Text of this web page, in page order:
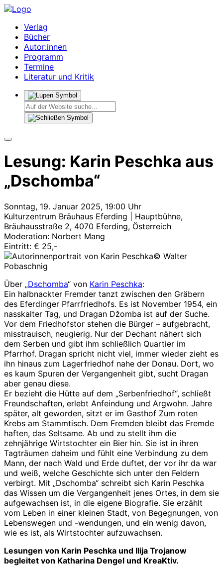
Verlag
Bücher
Autor:innen
Programm
Termine
Literatur und Kritik
Lesung: Karin Peschka aus
„Dschomba“
Sonntag, 19. Januar 2025, 19:00 Uhr
Kulturzentrum Bräuhaus Eferding | Hauptbühne,
Bräuhausstraße 2, 4070 Eferding, Österreich
Moderation: Norbert Mang
Eintritt: € 25,-
© Walter
Pobaschnig
Über „Dschomba“ von Karin Peschka:
Ein halbnackter Fremder tanzt zwischen den Gräbern
des Eferdinger Pfarrfriedhofs. Es ist November 1954, ein
nasskalter Tag, und Dragan Džomba ist auf der Suche.
Vor dem Friedhofstor stehen die Bürger – aufgebracht,
misstrauisch, neugierig. Nur der Dechant nähert sich
dem Serben und gibt ihm schließlich Quartier im
Pfarrhof. Dragan spricht nicht viel, immer wieder zieht es
ihn hinaus zum Lagerfriedhof nahe der Donau. Dort, wo
es kaum Spuren der Vergangenheit gibt, sucht Dragan
aber genau diese.
Er bezieht die Hütte auf dem „Serbenfriedhof“, schließt
Freundschaften, erlebt Anfeindung und Argwohn. Jahre
später, alt geworden, sitzt er im Gasthof Zum roten
Krebs am Stammtisch. Dem Fremden bleibt das Fremde
haften, das Seltsame. Ab und zu stellt ihm die
zehnjährige Wirtstochter ein Bier hin. Sie ist in ihren
Tagträumen daheim und fühlt eine Verbindung zu dem
Mann, der nach Wald und Erde duftet, der vor ihr da war
und weiß, welche Geschichte sich unter den Feldern
verbirgt. Mit „Dschomba“ schreibt sich Karin Peschka
das Wissen um die Vergangenheit jenes Ortes, in dem sie
aufgewachsen ist, in die eigene Biografie. Sie erzählt
vom Leben in einer kleinen Stadt, von Begegnungen, von
Lebenswegen und -wendungen, und ein wenig davon,
wie es ist, als Wirtstochter aufzuwachsen.
Lesungen von Karin Peschka und Ilija Trojanow
begleitet von Katharina Dengel und KreaKtiv.